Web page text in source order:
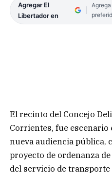
Agregar El
Libertador en
El recinto del Concejo
Corrientes, fue escenario
nueva audiencia pública,
proyecto de ordenanza
del servicio de